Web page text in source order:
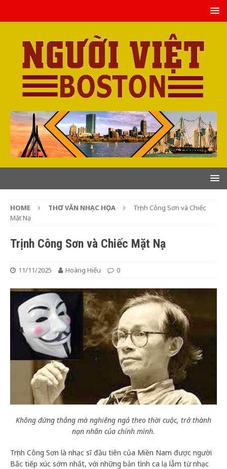
HOME THƠ VĂN NHẠC HỌA
Trịnh Công Sơn và Chiếc
Mặt Nạ
Trịnh Công Sơn và Chiếc Mặt Nạ
11/11/2025 Hoàng Hiếu 0
Không đứng thẳng mà nghiêng ngả theo thời cuộc, trở thành
nạn nhân của chính mình.
Trịnh Công Sơn là nhạc sĩ đầu tiên của Miền Nam được người
Bắc tiếp xúc sớm nhất, với những bản tình ca lạ lẫm từ nhạc